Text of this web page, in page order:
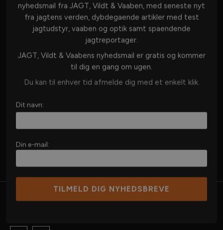
DANSK JAGT
JAGT I UDLANDET
VÅBEN & AMMUNITION
JAGTKØKKEN
nyhedsmail fra JAGT, Vildt & Vaaben, med seneste nyt
fra jagtens verden, dybdegaende artikler med test
jagtudstyr, vaaben og optik samt spaendende
jagtreportager.
JAGT, Vildt & Vaabens nyhedsmail er gratis og kommer
til dig en gang om ugen.
Du kan til enhver tid afmelde dig med et enkelt klik.
Dit navn:
Din e-mail: